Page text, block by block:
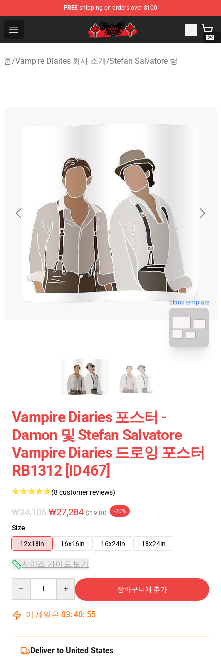
FREE shipping on orders over $100
Open menu
The Vampire Diaries Shop - Official The Vampire
홈/Vampire Diaries 회사 소개/Stefan Salvatore 병
blank template
Vampire Diaries 포스터 -
Damon 및 Stefan Salvatore
Vampire Diaries 드로잉 포스터
RB1312 [ID467]
(8 customer reviews)
₩34,106₩27,284 $19.80 -20%
Size
12x18in
16x16in 16x24in 18x24in
사이즈 가이드 보기
장바구니에 추가
이 세일은 03: 40: 54
Deliver to United States